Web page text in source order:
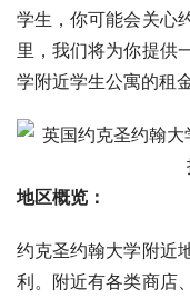
学生，你可能会关心
里，我们将为你提供
学附近学生公寓的租
地区概览：
约克圣约翰大学附近
利。附近有各类商店